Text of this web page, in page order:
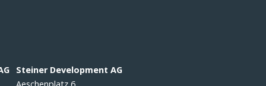
Steiner Development AG